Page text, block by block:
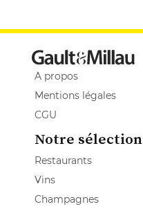
A propos
Mentions légales
CGU
Notre sélection
Restaurants
Vins
Champagnes